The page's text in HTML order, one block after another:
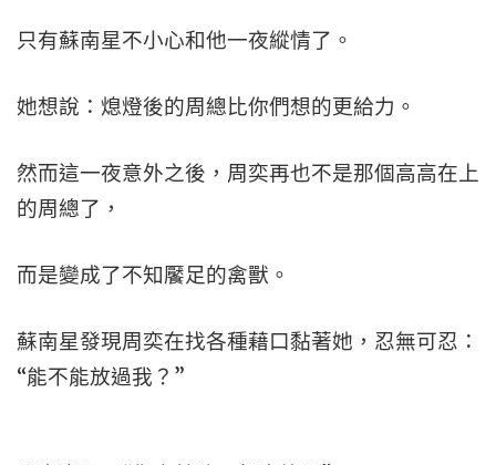
只有蘇南星不小心和他一夜縱情了。
她想說：熄燈後的周總比你們想的更給力。
然而這一夜意外之後，周奕再也不是那個高高在上
的周總了，
而是變成了不知饜足的禽獸。
蘇南星發現周奕在找各種藉口黏著她，忍無可忍：
“能不能放過我？”